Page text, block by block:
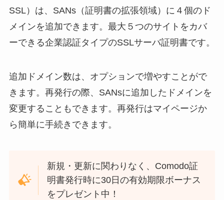
SSL）は、SANs（証明書の拡張領域）に４個のド
メインを追加できます。最大５つのサイトをカバ
ーできる企業認証タイプのSSLサーバ証明書です。
追加ドメイン数は、オプションで増やすことがで
きます。再発行の際、SANsに追加したドメインを
変更することもできます。再発行はマイページか
ら簡単に手続きできます。
新規・更新に関わりなく、Comodo証
明書発行時に30日の有効期限ボーナス
をプレゼント中！